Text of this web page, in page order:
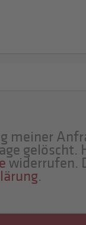
meiner
gelöscht.
widerrufen.
.